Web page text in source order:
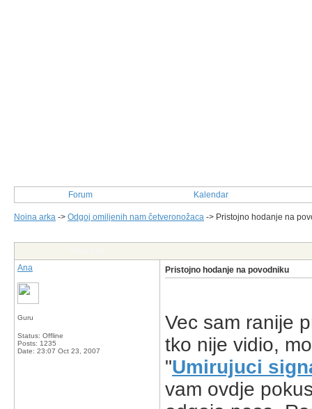
Forum Kalendar
Noina arka -> Odgoj omiljenih nam četveronožaca -> Pristojno hodanje na
Ana
Guru
Status: Offline
Posts: 1235
Date: 23:07 Oct 23, 2007
Pristojno hodanje na povodniku
Vec sam ranije
tko nije vidio,
"Umirujuci
vam ovdje